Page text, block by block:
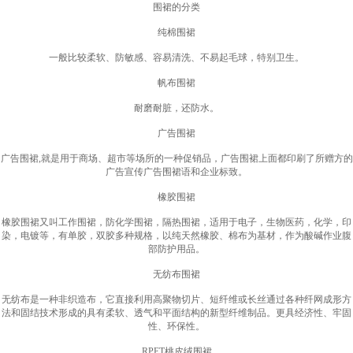
围裙的分类
纯棉围裙
一般比较柔软、防敏感、容易清洗、不易起毛球，特别卫生。
帆布围裙
耐磨耐脏，还防水。
广告围裙
广告围裙,就是用于商场、超市等场所的一种促销品，广告围裙上面都印刷了所赠方的
广告宣传广告围裙语和企业标致。
橡胶围裙
橡胶围裙又叫工作围裙，防化学围裙，隔热围裙，适用于电子，生物医药，化学，印
染，电镀等，有单胶，双胶多种规格，以纯天然橡胶、棉布为基材，作为酸碱作业腹
部防护用品。
无纺布围裙
无纺布是一种非织造布，它直接利用高聚物切片、短纤维或长丝通过各种纤网成形方
法和固结技术形成的具有柔软、透气和平面结构的新型纤维制品。更具经济性、牢固
性、环保性。